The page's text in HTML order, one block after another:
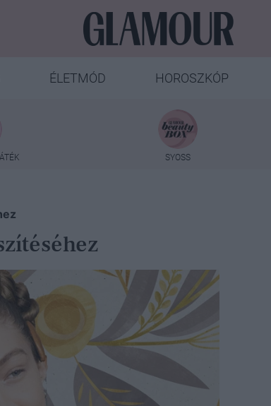
ÉLETMÓD HOROSZKÓP
SYOSS